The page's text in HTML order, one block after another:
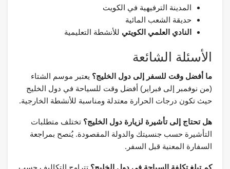
المدينة الترفيهية في الكويت
حديقة الشعب المائية
النادي العلمي الكويتي للأنشطة التعليمية
الأسئلة الشائعة
ما أفضل وقت للسفر إلى دول الخليج؟ يعتبر موسم الشتاء
(من نوفمبر إلى فبراير) أفضل وقت للسياحة في دول الخليج
حيث تكون درجات الحرارة معتدلة ومناسبة للأنشطة الخارجية.
هل تحتاج إلى تأشيرة لزيارة دول الخليج؟ تختلف متطلبات
التأشيرة حسب جنسيتك والدولة المقصودة. يُنصح بمراجعة
السفارة المعنية قبل السفر.
كم تبلغ تكلفة السياحة في دول الخليج؟ تتراوح التكاليف حسب